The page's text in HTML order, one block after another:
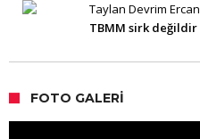
Taylan Devrim Ercan
TBMM sirk değildir
FOTO GALERI